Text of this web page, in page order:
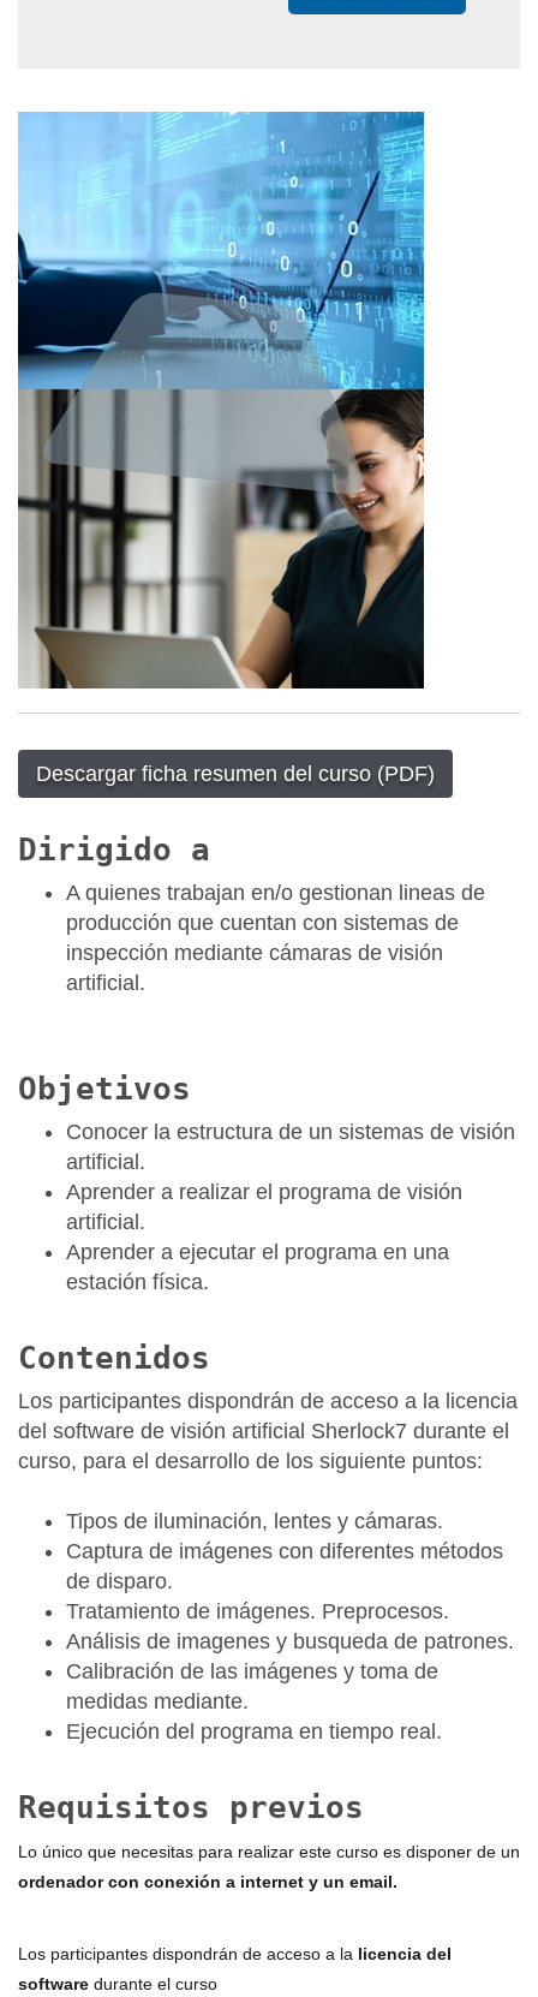
Descargar ficha resumen del curso (PDF)
Dirigido a
A quienes trabajan en/o gestionan lineas de
producción que cuentan con sistemas de
inspección mediante cámaras de visión
artificial.
Objetivos
Conocer la estructura de un sistemas de visión
artificial.
Aprender a realizar el programa de visión
artificial.
Aprender a ejecutar el programa en una
estación física.
Contenidos
Los participantes dispondrán de acceso a la licencia
del software de visión artificial Sherlock7 durante el
curso, para el desarrollo de los siguiente puntos:
Tipos de iluminación, lentes y cámaras.
Captura de imágenes con diferentes métodos
de disparo.
Tratamiento de imágenes. Preprocesos.
Análisis de imagenes y busqueda de patrones.
Calibración de las imágenes y toma de
medidas mediante.
Ejecución del programa en tiempo real.
Requisitos previos
Lo único que necesitas para realizar este curso es disponer de un
ordenador con conexión a internet y un email.
Los participantes dispondrán de acceso a la licencia del
software durante el curso